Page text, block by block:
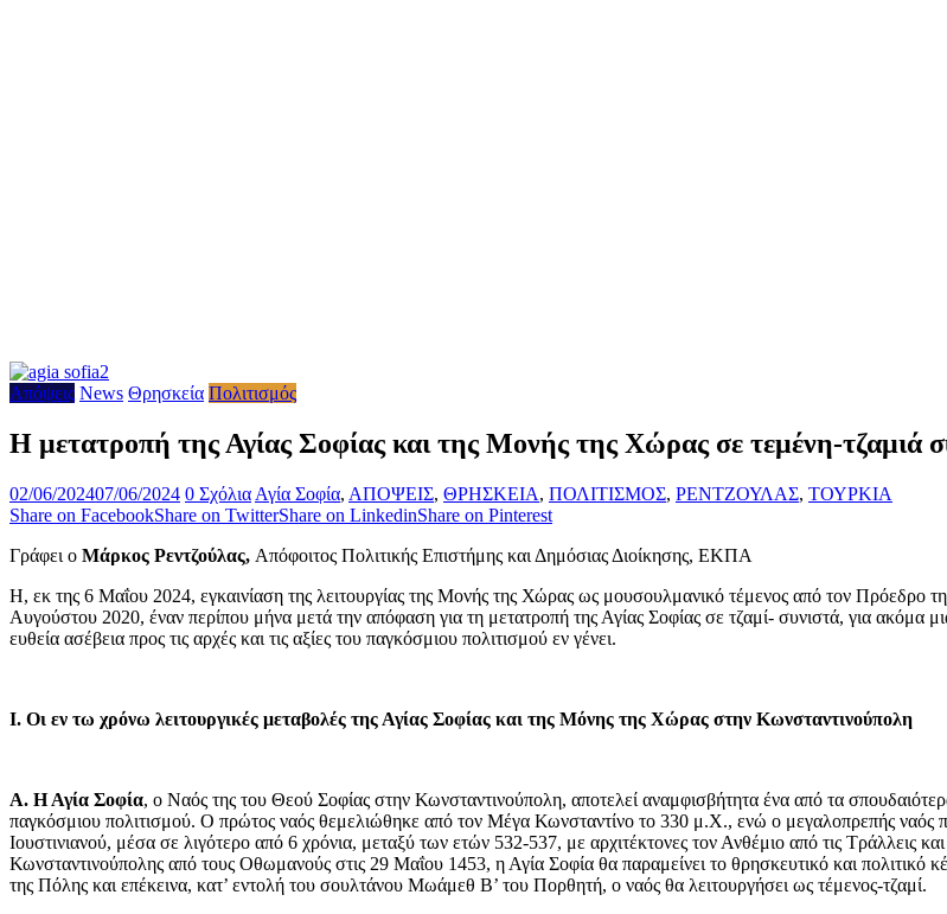
Απόψεις News Θρησκεία Πολιτισμός
Η μετατροπή της Αγίας Σοφίας και της Μονής της Χώρας σε τεμένη-τζαμιά
02/06/202407/06/2024 0 Σχόλια Αγία Σοφία, ΑΠΟΨΕΙΣ, ΘΡΗΣΚΕΙΑ, ΠΟΛΙΤΙΣΜΟΣ, ΡΕΝΤΖΟΥΛΑΣ, ΤΟΥΡΚΙΑ
Share on FacebookShare on TwitterShare on LinkedinShare on Pinterest
Γράφει ο Μάρκος Ρεντζούλας, Απόφοιτος Πολιτικής Επιστήμης και Δημόσιας Διοίκησης, ΕΚΠΑ
Η, εκ της 6 Μαΐου 2024, εγκαινίαση της λειτουργίας της Μονής της Χώρας ως μουσουλμανικό τέμενος από τον Πρόεδρο
Αυγούστου 2020, έναν περίπου μήνα μετά την απόφαση για τη μετατροπή της Αγίας Σοφίας σε τζαμί- συνιστά, για ακόμα
ευθεία ασέβεια προς τις αρχές και τις αξίες του παγκόσμιου πολιτισμού εν γένει.
Ι. Οι εν τω χρόνω λειτουργικές μεταβολές της Αγίας Σοφίας και της Μόνης της Χώρας στην Κωνσταντινούπολη
Α. Η Αγία Σοφία, ο Ναός της του Θεού Σοφίας στην Κωνσταντινούπολη, αποτελεί αναμφισβήτητα ένα από τα
παγκόσμιου πολιτισμού. Ο πρώτος ναός θεμελιώθηκε από τον Μέγα Κωνσταντίνο το 330 μ.Χ., ενώ ο μεγαλοπρεπής
Ιουστινιανού, μέσα σε λιγότερο από 6 χρόνια, μεταξύ των ετών 532-537, με αρχιτέκτονες τον Ανθέμιο από τις Τράλλεις
Κωνσταντινούπολης από τους Οθωμανούς στις 29 Μαΐου 1453, η Αγία Σοφία θα παραμείνει το θρησκευτικό και πολιτικό
της Πόλης και επέκεινα, κατ’ εντολή του σουλτάνου Μωάμεθ Β’ του Πορθητή, ο ναός θα λειτουργήσει ως τέμενος-τζαμί.